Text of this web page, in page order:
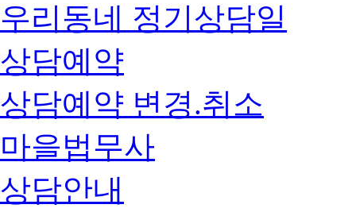
우리동네 정기상담일
상담예약
상담예약 변경.취소
마을법무사
상담안내